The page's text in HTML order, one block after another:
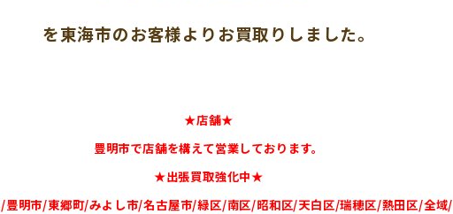
を東海市のお客様よりお買取りしました。
★店舗★
豊明市で店舗を構えて営業しております。
★出張買取強化中★
/豊明市/東郷町/みよし市/名古屋市/緑区/南区/昭和区/天白区/瑞穂区/熱田区/全域/